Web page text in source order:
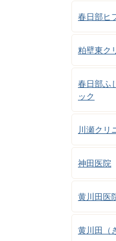
春日部ヒ
粕壁東ク
春日部ふ
ック
川瀬クリ
神田医院
黄川田医
黄川田（